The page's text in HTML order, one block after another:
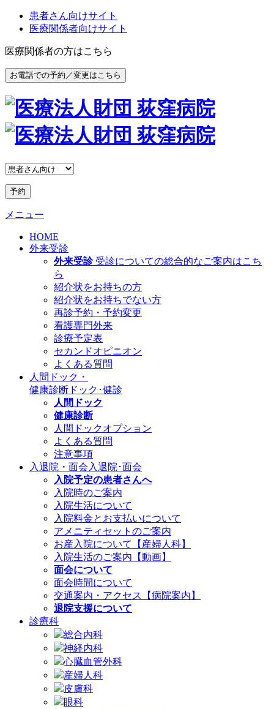
患者さん向けサイト
医療関係者向けサイト
医療関係者の方はこちら
お電話での予約／変更はこちら
予約
メニュー
HOME
外来受診
外来受診 受診についての総合的なご案内はこち
ら
紹介状をお持ちの方
紹介状をお持ちでない方
再診予約・予約変更
看護専門外来
診療予定表
セカンドオピニオン
よくある質問
人間ドック・
健康診断 ドック･健診
人間ドック
健康診断
人間ドックオプション
よくある質問
注意事項
入退院・面会 入退院･面会
入院予定の患者さんへ
入院時のご案内
入院生活について
入院料金とお支払いについて
アメニティセットのご案内
お産入院について【産婦人科】
入院生活のご案内【動画】
面会について
面会時間について
交通案内・アクセス【病院案内】
退院支援について
診療科
総合内科
神経内科
心臓血管外科
産婦人科
皮膚科
眼科